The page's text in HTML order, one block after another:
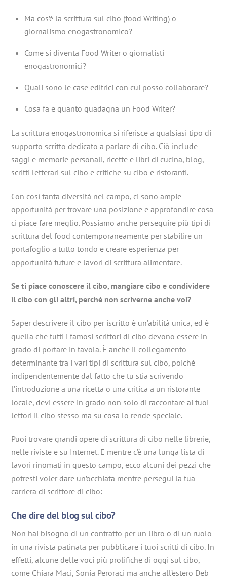
Ma cos’è la scrittura sul cibo (food Writing) o
giornalismo enogastronomico?
Come si diventa Food Writer o giornalisti
enogastronomici?
Quali sono le case editrici con cui posso collaborare?
Cosa fa e quanto guadagna un Food Writer?
La scrittura enogastronomica si riferisce a qualsiasi tipo di
supporto scritto dedicato a parlare di cibo. Ciò include
saggi e memorie personali, ricette e libri di cucina, blog,
scritti letterari sul cibo e critiche su cibo e ristoranti.
Con così tanta diversità nel campo, ci sono ampie
opportunità per trovare una posizione e approfondire cosa
ci piace fare meglio. Possiamo anche perseguire più tipi di
scrittura del food contemporaneamente per stabilire un
portafoglio a tutto tondo e creare esperienza per
opportunità future e lavori di scrittura alimentare.
Se ti piace conoscere il cibo, mangiare cibo e condividere
il cibo con gli altri, perché non scriverne anche voi?
Saper descrivere il cibo per iscritto è un’abilità unica, ed è
quella che tutti i famosi scrittori di cibo devono essere in
grado di portare in tavola. È anche il collegamento
determinante tra i vari tipi di scrittura sul cibo, poiché
indipendentemente dal fatto che tu stia scrivendo
l’introduzione a una ricetta o una critica a un ristorante
locale, devi essere in grado non solo di raccontare ai tuoi
lettori il cibo stesso ma su cosa lo rende speciale.
Puoi trovare grandi opere di scrittura di cibo nelle librerie,
nelle riviste e su Internet. E mentre c’è una lunga lista di
lavori rinomati in questo campo, ecco alcuni dei pezzi che
potresti voler dare un’occhiata mentre persegui la tua
carriera di scrittore di cibo:
Che dire del blog sul cibo?
Non hai bisogno di un contratto per un libro o di un ruolo
in una rivista patinata per pubblicare i tuoi scritti di cibo. In
effetti, alcune delle voci più prolifiche di oggi sul cibo,
come Chiara Maci, Sonia Peroraci ma anche all’estero Deb